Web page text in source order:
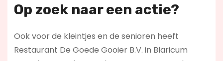
Op zoek naar een actie?
Ook voor de kleintjes en de senioren heeft
Restaurant De Goede Gooier B.V. in Blaricum